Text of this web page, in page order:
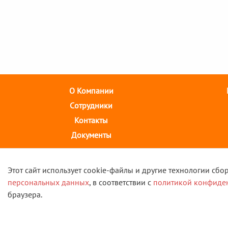
О Компании
Cотрудники
Контакты
Документы
г. Иваново,
©
Этот сайт использует cookie-файлы и другие технологии
персональных данных, в соответствии с политикой
браузера.